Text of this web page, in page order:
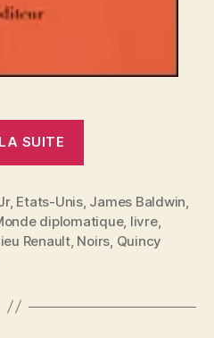
SUITE
blanc »
, Etats-Unis, James Baldwin,
diplomatique, livre,
Renault, Noirs, Quincy